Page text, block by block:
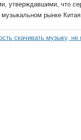
утверждавшими, что
музыкальном рынке